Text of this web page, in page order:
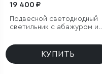
19 400 ₽
Подвесной светодиодный
светильник с абажуром из
КУПИТЬ